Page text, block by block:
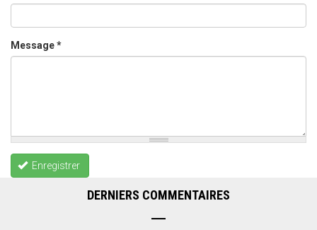
Message*
Enregistrer
DERNIERS COMMENTAIRES